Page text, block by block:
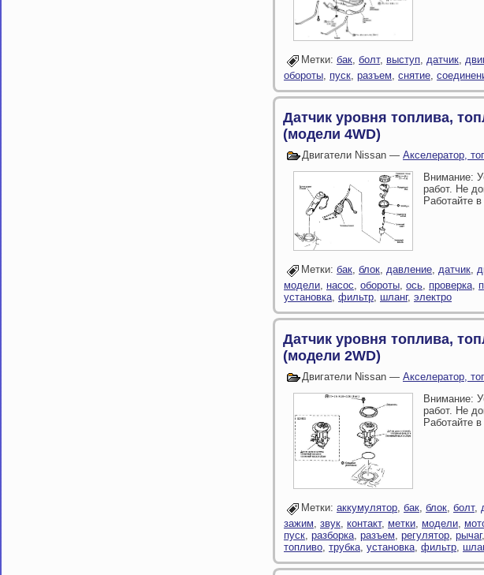
Метки: бак, болт, выступ, датчик,
обороты, пуск, разъем, снятие,
Датчик уровня топлива,
(модели 4WD)
Двигатели Nissan — Акселератор,
Внимание:
работ. Не
Работайте
Метки: бак, блок, давление, датчик,
модели, насос, обороты, ось, проверка,
установка, фильтр, шланг, электро
Датчик уровня топлива,
(модели 2WD)
Двигатели Nissan — Акселератор,
Внимание:
работ. Не
Работайте
Метки: аккумулятор, бак, блок, болт,
зажим звук контакт, метки модели
пуск разборка разъем регулятор рычаг,
топливо трубка установка фильтр